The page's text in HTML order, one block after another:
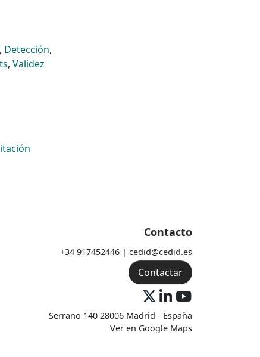
, Detección,
, Validez
Contacto
+34 917452446 | cedid@cedid.es
Contactar
Serrano 140 28006 Madrid - España
Ver en Google Maps